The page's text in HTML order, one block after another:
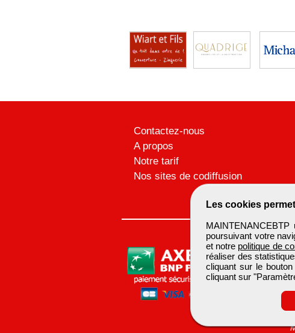
Les cookies
poursuivant votre
et notre politique de
réaliser des
cliquant sur le
cliquant sur
Contactez-nous
A propos
Notre tarif
Nos sites de codiffusion